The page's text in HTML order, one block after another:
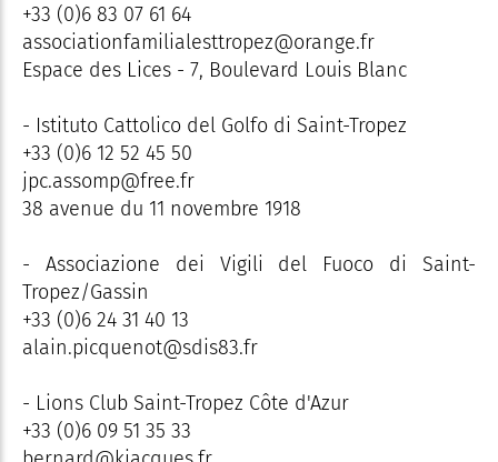
+33 (0)6 83 07 61 64
associationfamilialesttropez@orange.fr
Espace des Lices - 7, Boulevard Louis Blanc
- Istituto Cattolico del Golfo di Saint-Tropez
+33 (0)6 12 52 45 50
jpc.assomp@free.fr
38 avenue du 11 novembre 1918
- Associazione dei Vigili del Fuoco di Saint-
Tropez/Gassin
+33 (0)6 24 31 40 13
alain.picquenot@sdis83.fr
- Lions Club Saint-Tropez Côte d'Azur
+33 (0)6 09 51 35 33